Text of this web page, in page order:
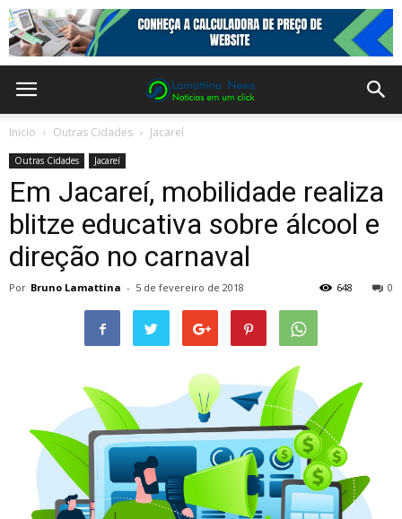
Inicio Outras Cidades Jacareí
Outras Cidades Jacareí
Em Jacareí, mobilidade realiza
blitze educativa sobre álcool e
direção no carnaval
Por Bruno Lamattina - 5 de fevereiro de 2018 0
648